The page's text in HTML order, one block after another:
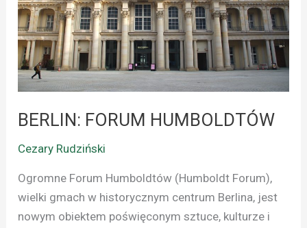
BERLIN: FORUM HUMBOLDTÓW
Cezary Rudziński
Ogromne Forum Humboldtów (Humboldt Forum),
wielki gmach w historycznym centrum Berlina, jest
nowym obiektem poświęconym sztuce, kulturze i